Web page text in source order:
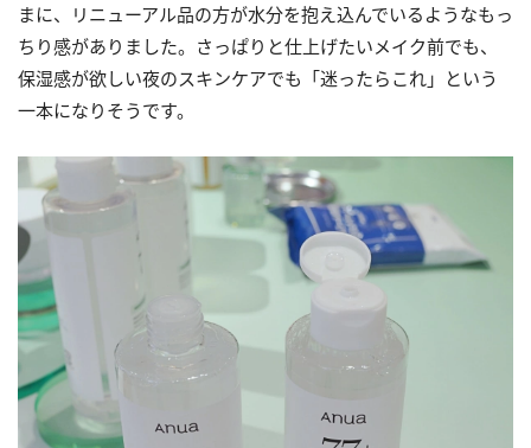
まに、リニューアル品の方が水分を抱え込んでいるようなもっ
ちり感がありました。さっぱりと仕上げたいメイク前でも、
保湿感が欲しい夜のスキンケアでも「迷ったらこれ」という
一本になりそうです。